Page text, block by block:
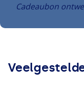
Cadeaubon